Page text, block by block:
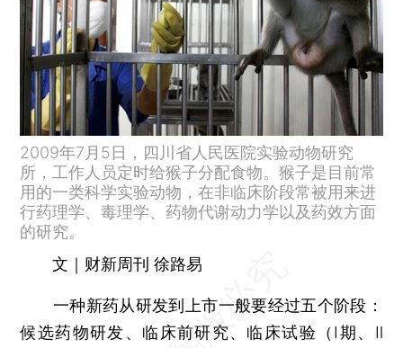
2009年7月5日，四川省人民医院实验动物研究
所，工作人员定时给猴子分配食物。猴子是目前常
用的一类科学实验动物，在非临床阶段常被用来进
行药理学、毒理学、药物代谢动力学以及药效方面
的研究。
文｜财新周刊 徐路易
一种新药从研发到上市一般要经过五个阶段：
候选药物研发、临床前研究、临床试验（Ⅰ期、Ⅱ